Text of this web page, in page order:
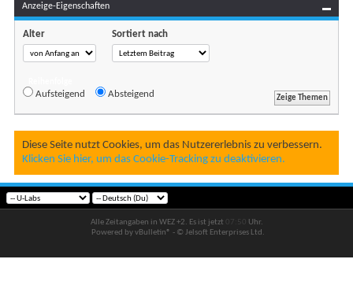
Anzeige-Eigenschaften
Alter Sortiert nach
Aufsteigend Absteigend
Diese Seite nutzt Cookies, um das Nutzererlebnis zu verbessern.
Klicken Sie hier, um das Cookie-Tracking zu deaktivieren.
Alle Zeitangaben in WEZ +2. Es ist jetzt 07:50
Uhr.
Powered by vBulletin® - © Jelsoft Enterprises Ltd.